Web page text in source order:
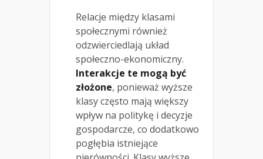
Relacje między klasami
społecznymi również
odzwierciedlają układ
społeczno-ekonomiczny.
Interakcje te mogą być
złożone, ponieważ wyższe
klasy często mają większy
wpływ na politykę i decyzje
gospodarcze, co dodatkowo
pogłębia istniejące